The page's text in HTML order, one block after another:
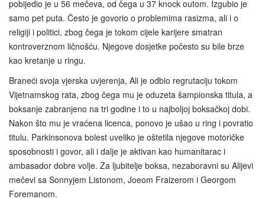
pobijedio je u 56 mečeva, od čega u 37 knock outom. Izgubio je
samo pet puta. Često je govorio o problemima rasizma, ali i o
religiji i politici, zbog čega je tokom cijele karijere smatran
kontroverznom ličnošću. Njegove dosjetke počesto su bile brze
kao kretanje u ringu.
Braneći svoja vjerska uvjerenja, Ali je odbio regrutaciju tokom
Vijetnamskog rata, zbog čega mu je oduzeta šampionska titula, a
boksanje zabranjeno na tri godine i to u najboljoj boksačkoj dobi.
Nakon što mu je vraćena licenca, ponovo je ušao u ring i povratio
titulu. Parkinsonova bolest uveliko je oštetila njegove motoričke
sposobnosti i govor, ali i dalje je aktivan kao humanitarac i
ambasador dobre volje. Za ljubitelje boksa, nezaboravni su Alijevi
mečevi sa Sonnyjem Listonom, Joeom Fraizerom i Georgom
Foremanom.